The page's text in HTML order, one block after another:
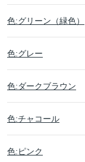
色:グリーン（緑色）
色:グレー
色:ダークブラウン
色:チャコール
色:ピンク